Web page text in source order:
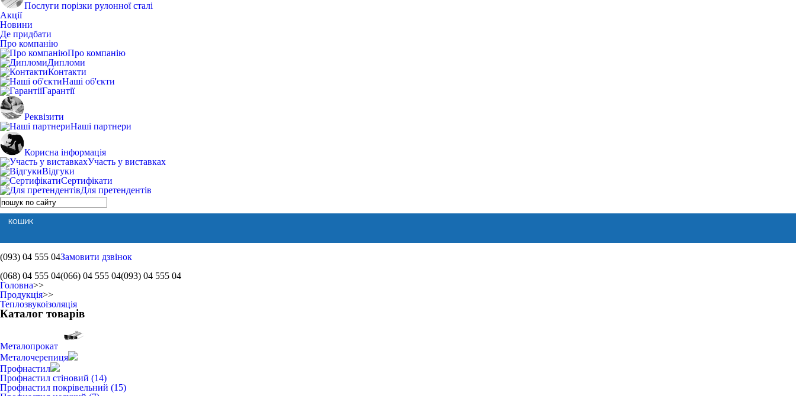
Послуги порізки рулонної сталі
Акції
Новини
Де придбати
Про компанію
Про компанію
Дипломи
Контакти
Наші об'єкти
Гарантії
Реквізити
Наші партнери
Корисна інформація
Участь у виставках
Відгуки
Сертифікати
Для претендентів
КОШИК
(093) 04 555 04Замовити дзвінок
(068) 04 555 04(066) 04 555 04(093) 04 555 04
Головна>>
Продукція>>
Теплозвукоізоляція
Каталог товарів
Металопрокат
Металочерепиця
Профнастил
Профнастил стіновий (14)
Профнастил покрівельний (15)